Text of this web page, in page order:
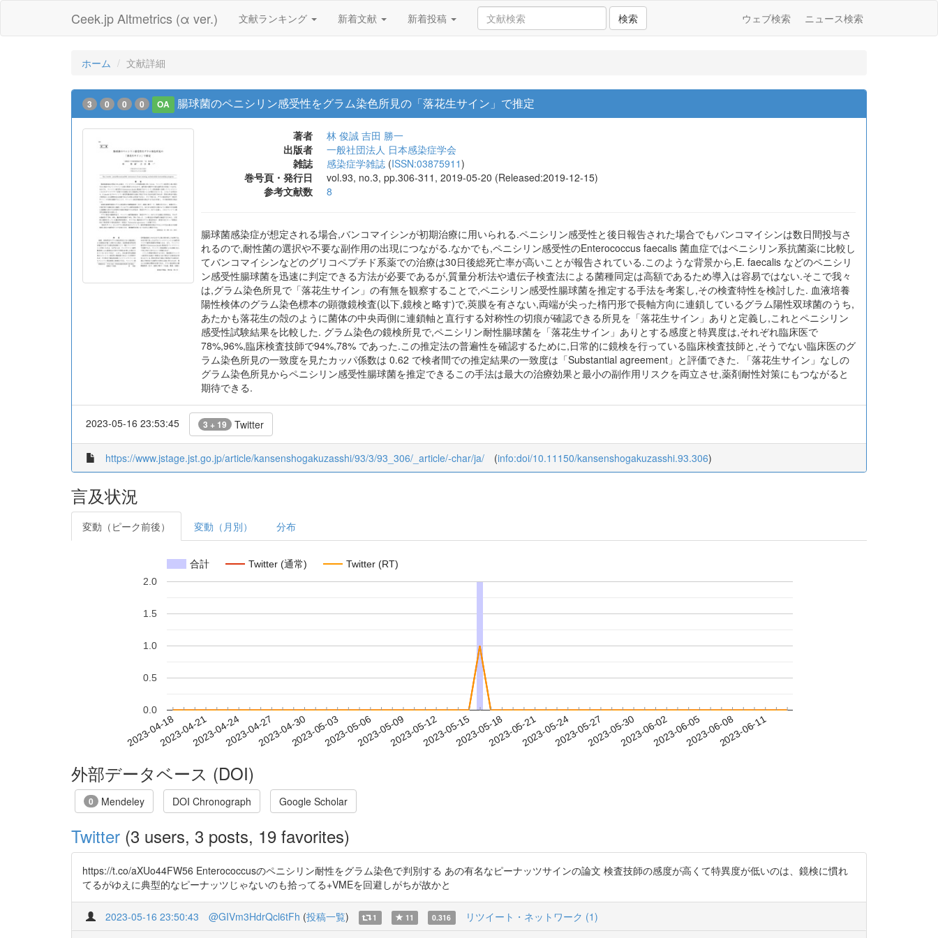
Ceek.jp Altmetrics (α ver.) 文献ランキング 新着文献 新着投稿 検索 ウェブ検索 ニュース検索
ホーム 文献詳細
3 0 0 0 OA 腸球菌のペニシリン感受性をグラム染色所見の「落花生サイン」で推定
著者 林 俊誠 吉田 勝一
出版者
一般社団法人 日本感染症学会
雑誌
感染症学雑誌 (ISSN:03875911)
巻号頁・発行日
vol.93, no.3, pp.306-311, 2019-05-20 (Released:2019-12-15)
参考文献数
8
腸球菌感染症が想定される場合,バンコマイシンが初期治療に用いられる.ペニシリン感受性と後日報告された場合でもバンコマイシンは数日間投与さ
れるので,耐性菌の選択や不要な副作用の出現につながる.なかでも,ペニシリン感受性のEnterococcus faecalis 菌血症ではペニシリン系抗菌薬に比較し
てバンコマイシンなどのグリコペプチド系薬での治療は30日後総死亡率が高いことが報告されている.このような背景から,E. faecalis などのペニシリ
ン感受性腸球菌を迅速に判定できる方法が必要であるが,質量分析法や遺伝子検査法による菌種同定は高額であるため導入は容易ではない.そこで我々
は,グラム染色所見で「落花生サイン」の有無を観察することで,ペニシリン感受性腸球菌を推定する手法を考案し,その検査特性を検討した. 血液培養
陽性検体のグラム染色標本の顕微鏡検査(以下,鏡検と略す)で,莢膜を有さない,両端が尖った楕円形で長軸方向に連鎖しているグラム陽性双球菌のうち,
あたかも落花生の殻のように菌体の中央両側に連鎖軸と直行する対称性の切痕が確認できる所見を「落花生サイン」ありと定義し,これとペニシリン
感受性試験結果を比較した. グラム染色の鏡検所見で,ペニシリン耐性腸球菌を「落花生サイン」ありとする感度と特異度は,それぞれ臨床医で
78%,96%,臨床検査技師で94%,78% であった.この推定法の普遍性を確認するために,日常的に鏡検を行っている臨床検査技師と,そうでない臨床医のグ
ラム染色所見の一致度を見たカッパ係数は 0.62 で検者間での推定結果の一致度は「Substantial agreement」と評価できた. 「落花生サイン」なしの
グラム染色所見からペニシリン感受性腸球菌を推定できるこの手法は最大の治療効果と最小の副作用リスクを両立させ,薬剤耐性対策にもつながると
期待できる.
2023-05-16 23:53:45 3 + 19 Twitter
https://www.jstage.jst.go.jp/article/kansenshogakuzasshi/93/3/93_306/_article/-char/ja/ (info:doi/10.11150/kansenshogakuzasshi.93.306)
言及状況
変動（ピーク前後） 変動（月別） 分布
合計 Twitter (通常) Twitter (RT)
2023-04-182023-04-212023-04-242023-04-272023-04-302023-05-032023-05-062023-05-092023-05-122023-05-152023-05-182023-05-212023-05-242023-05-272023-05-302023-06-022023-06-052023-06-082023-06-11
0.0
0.5
1.0
1.5
2.0
外部データベース (DOI)
0 Mendeley DOI Chronograph Google Scholar
Twitter (3 users, 3 posts, 19 favorites)
https://t.co/aXUo44FW56 Enterococcusのペニシリン耐性をグラム染色で判別する あの有名なピーナッツサインの論文 検査技師の感度が高くて特異度が低いのは、鏡検に慣れ
てるがゆえに典型的なピーナッツじゃないのも拾ってる+VMEを回避しがちが故かと
2023-05-16 23:50:43 @GIVm3HdrQcl6tFh (投稿一覧) 1 11 0.316 リツイート・ネットワーク (1)